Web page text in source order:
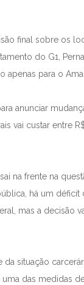
final sobre os
do G1,
apenas para o
anunciar
vai custar entre
na frente na
há um
mas a decisão
situação
das medidas